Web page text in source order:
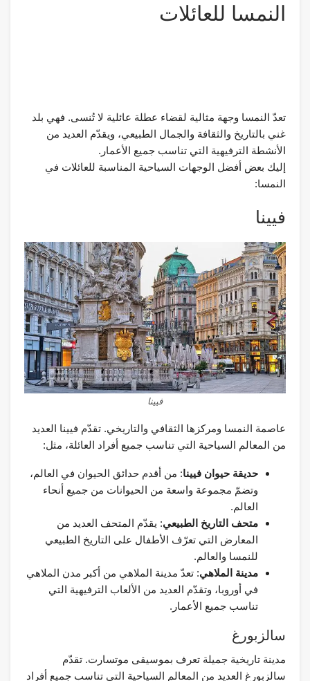
النمسا للعائلات
تعدّ النمسا وجهة مثالية لقضاء عطلة عائلية لا تُنسى. فهي بلد
غني بالتاريخ والثقافة والجمال الطبيعي، ويقدّم العديد من
الأنشطة الترفيهية التي تناسب جميع الأعمار.
إليك بعض أفضل الوجهات السياحية المناسبة للعائلات في
النمسا:
فيينا
فيينا
عاصمة النمسا ومركزها الثقافي والتاريخي. تقدّم فيينا العديد
من المعالم السياحية التي تناسب جميع أفراد العائلة، مثل:
حديقة حيوان فيينا: من أقدم حدائق الحيوان في العالم،
وتضمّ مجموعة واسعة من الحيوانات من جميع أنحاء
العالم.
متحف التاريخ الطبيعي: يقدّم المتحف العديد من
المعارض التي تعرّف الأطفال على التاريخ الطبيعي
للنمسا والعالم.
مدينة الملاهي: تعدّ مدينة الملاهي من أكبر مدن الملاهي
في أوروبا، وتقدّم العديد من الألعاب الترفيهية التي
تناسب جميع الأعمار.
سالزبورغ
مدينة تاريخية جميلة تعرف بموسيقى موتسارت. تقدّم
سالزبورغ العديد من المعالم السياحية التي تناسب جميع أفراد